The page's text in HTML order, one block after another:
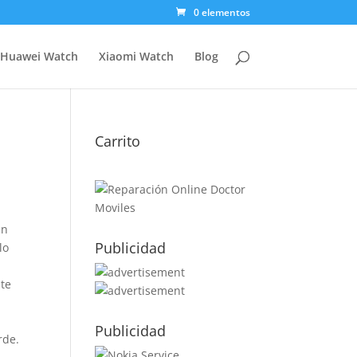
0 elementos
Huawei Watch Xiaomi Watch Blog
Carrito
Publicidad
Publicidad